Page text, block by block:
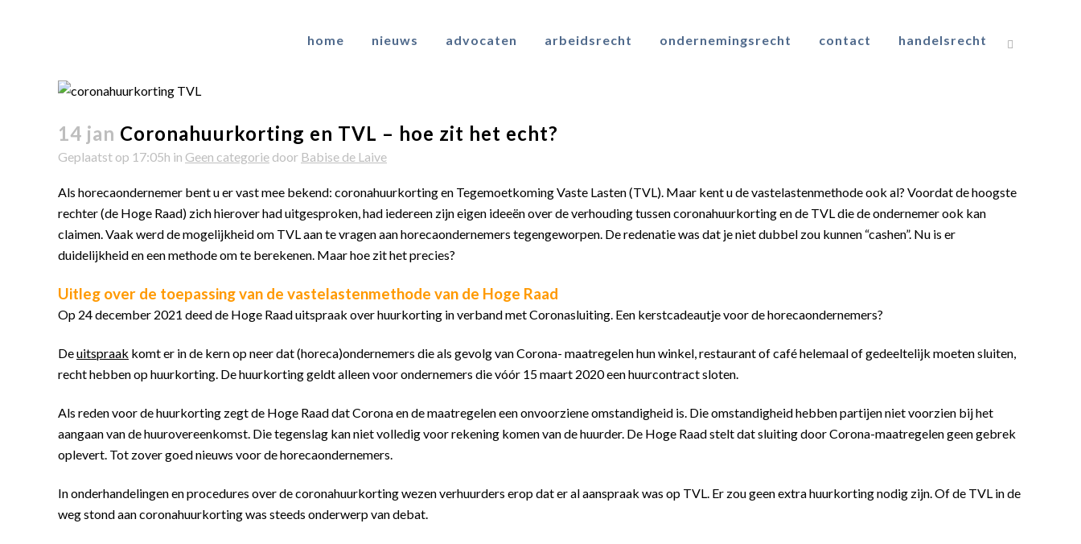
home nieuws advocaten arbeidsrecht ondernemingsrecht contact handelsrecht
14 jan Coronahuurkorting en TVL – hoe zit het echt?
Geplaatst op 17:05h in Geen categorie door Babise de Laive
Als horecaondernemer bent u er vast mee bekend: coronahuurkorting en Tegemoetkoming Vaste Lasten (TVL). Maar kent u de vastelastenmethode ook al? Voordat de hoogste
rechter (de Hoge Raad) zich hierover had uitgesproken, had iedereen zijn eigen ideeën over de verhouding tussen coronahuurkorting en de TVL die de ondernemer ook kan
claimen. Vaak werd de mogelijkheid om TVL aan te vragen aan horecaondernemers tegengeworpen. De redenatie was dat je niet dubbel zou kunnen “cashen”. Nu is er
duidelijkheid en een methode om te berekenen. Maar hoe zit het precies?
Uitleg over de toepassing van de vastelastenmethode van de Hoge Raad
Op 24 december 2021 deed de Hoge Raad uitspraak over huurkorting in verband met Coronasluiting. Een kerstcadeautje voor de horecaondernemers?
Deuitspraak komt er in de kern op neer dat (horeca)ondernemers die als gevolg van Corona- maatregelen hun winkel, restaurant of café helemaal of gedeeltelijk moeten sluiten,
recht hebben op huurkorting. De huurkorting geldt alleen voor ondernemers die vóór 15 maart 2020 een huurcontract sloten.
Als reden voor de huurkorting zegt de Hoge Raad dat Corona en de maatregelen een onvoorziene omstandigheid is. Die omstandigheid hebben partijen niet voorzien bij het
aangaan van de huurovereenkomst. Die tegenslag kan niet volledig voor rekening komen van de huurder. De Hoge Raad stelt dat sluiting door Corona-maatregelen geen gebrek
oplevert. Tot zover goed nieuws voor de horecaondernemers.
In onderhandelingen en procedures over de coronahuurkorting wezen verhuurders erop dat er al aanspraak was op TVL. Er zou geen extra huurkorting nodig zijn. Of de TVL in de
weg stond aan coronahuurkorting was steeds onderwerp van debat.